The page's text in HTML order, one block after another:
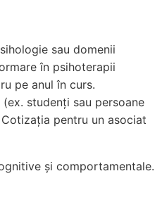
sau domenii
în psihoterapii
pe anul în curs.
studenți sau persoane
pentru un asociat
și comportamentale.